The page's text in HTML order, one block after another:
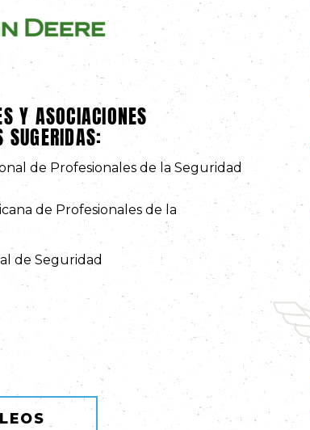
Y ASOCIACIONES
SUGERIDAS:
de Profesionales de la Seguridad
de Profesionales de la
de Seguridad